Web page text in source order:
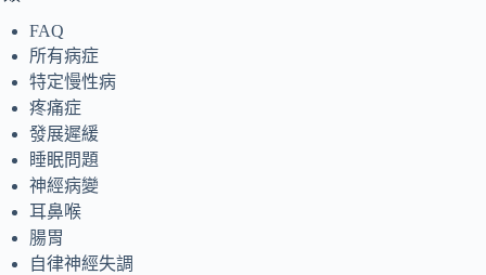
FAQ
所有病症
特定慢性病
疼痛症
發展遲緩
睡眠問題
神經病變
耳鼻喉
腸胃
自律神經失調